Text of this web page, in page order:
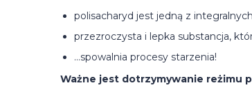
polisacharyd jest jedną z
przezroczysta i lepka substancja,
…spowalnia procesy starzenia!
Ważne jest dotrzymywanie reżimu